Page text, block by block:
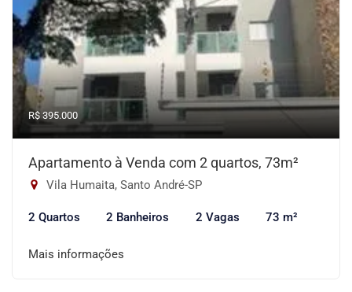
R$ 395.000
Apartamento à Venda com 2 quartos, 73m²
Vila Humaita, Santo André-SP
2 Quartos 2 Banheiros 2 Vagas 73 m²
Mais informações